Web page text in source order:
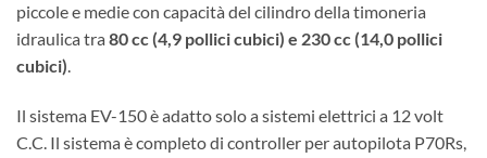
piccole e medie con capacità del cilindro della timoneria
idraulica tra 80 cc (4,9 pollici cubici) e 230 cc (14,0 pollici
cubici).
Il sistema EV-150 è adatto solo a sistemi elettrici a 12 volt
C.C. Il sistema è completo di controller per autopilota P70Rs,